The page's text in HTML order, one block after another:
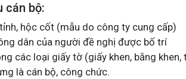
cán bộ:
hộc cốt (mẫu do công ty cung cấp)
dân của người đề nghị được bố trí
các loại giấy tờ (giấy khen, bằng
là cán bộ, công chức.